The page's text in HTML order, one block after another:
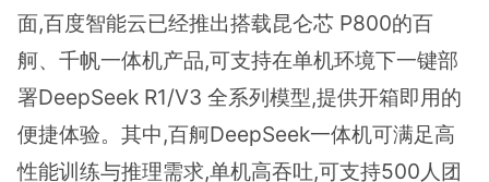
面,百度智能云已经推出搭载昆仑芯 P800的百
舸、千帆一体机产品,可支持在单机环境下一键部
署DeepSeek R1/V3 全系列模型,提供开箱即用的
便捷体验。其中,百舸DeepSeek一体机可满足高
性能训练与推理需求,单机高吞吐,可支持500人团